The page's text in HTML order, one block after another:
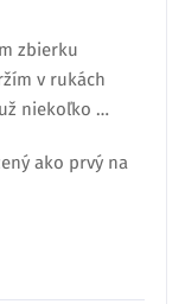
zbierku
v rukách
niekoľko …
ako prvý na